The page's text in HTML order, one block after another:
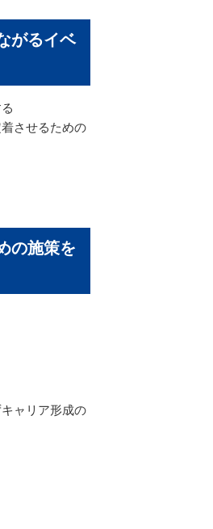
がるイベ
させるための
の施策を
ャリア形成の